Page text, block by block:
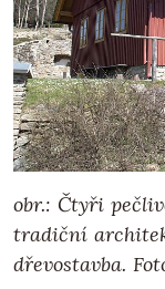
obr.: Čtyři
tradiční
dřevostavba.